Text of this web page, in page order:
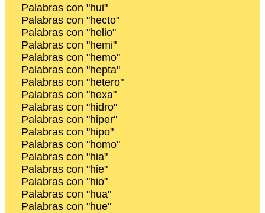
Palabras con "hui"
Palabras con "hecto"
Palabras con "helio"
Palabras con "hemi"
Palabras con "hemo"
Palabras con "hepta"
Palabras con "hetero"
Palabras con "hexa"
Palabras con "hidro"
Palabras con "hiper"
Palabras con "hipo"
Palabras con "homo"
Palabras con "hia"
Palabras con "hie"
Palabras con "hio"
Palabras con "hua"
Palabras con "hue"